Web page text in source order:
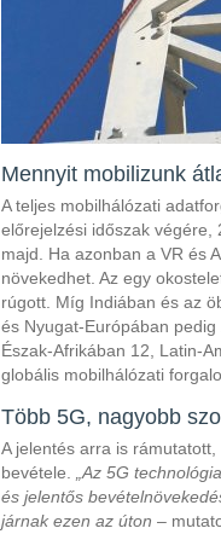
Mennyit mobilizunk
A teljes mobilhálózati
előrejelzési időszak
majd. Ha azonban a VR és
növekedhet. Az egy
rúgott. Míg Indiában és az
és Nyugat-Európában
Észak-Afrikában 12, Latin-
globális mobilhálózati
Több 5G, nagyobb
A jelentés arra is
bevétele.
„Az 5G
és jelentős
járnak ezen az úton –